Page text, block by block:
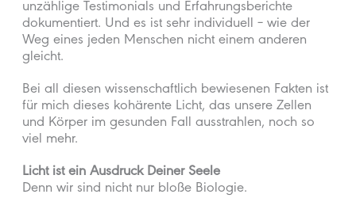
unzählige Testimonials und Erfahrungsberichte
dokumentiert. Und es ist sehr individuell – wie der
Weg eines jeden Menschen nicht einem anderen
gleicht.
Bei all diesen wissenschaftlich bewiesenen Fakten ist
für mich dieses kohärente Licht, das unsere Zellen
und Körper im gesunden Fall ausstrahlen, noch so
viel mehr.
Licht ist ein Ausdruck Deiner Seele
Denn wir sind nicht nur bloße Biologie.